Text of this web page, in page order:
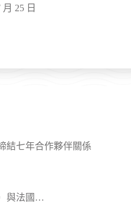
月 25 日
結七年合作夥伴關係
與法國…